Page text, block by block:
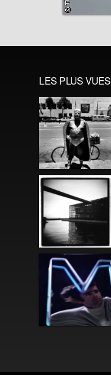
LES PLUS VUES